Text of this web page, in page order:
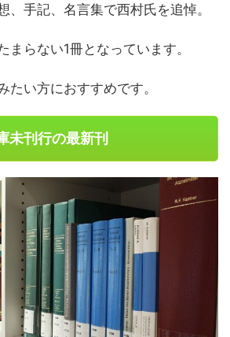
、手記、名言集で西村氏を追悼。
まらない1冊となっています。
たい方におすすめです。
未刊行の最新刊